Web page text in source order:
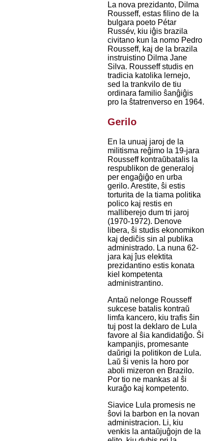
La nova prezidanto, Dilma
Rousseff, estas filino de la
bulgara poeto Pétar
Russév, kiu iĝis brazila
civitano kun la nomo Pedro
Rousseff, kaj de la brazila
instruistino Dilma Jane
Silva. Rousseff studis en
tradicia katolika lernejo,
sed la trankvilo de tiu
ordinara familio ŝanĝiĝis
pro la ŝtatrenverso en 1964.
Gerilo
En la unuaj jaroj de la
militisma reĝimo la 19-jara
Rousseff kontraŭbatalis la
respublikon de generaloj
per engaĝiĝo en urba
gerilo. Arestite, ŝi estis
torturita de la tiama politika
polico kaj restis en
malliberejo dum tri jaroj
(1970-1972). Denove
libera, ŝi studis ekonomikon
kaj dediĉis sin al publika
administrado. La nuna 62-
jara kaj ĵus elektita
prezidantino estis konata
kiel kompetenta
administrantino.
Antaŭ nelonge Rousseff
sukcese batalis kontraŭ
limfa kancero, kiu trafis ŝin
tuj post la deklaro de Lula
favore al ŝia kandidatiĝo. Ŝi
kampanjis, promesante
daŭrigi la politikon de Lula.
Laŭ ŝi venis la horo por
aboli mizeron en Brazilo.
Por tio ne mankas al ŝi
kuraĝo kaj kompetento.
Siavice Lula promesis ne
ŝovi la barbon en la novan
administracion. Li, kiu
venkis la antaŭjuĝojn de la